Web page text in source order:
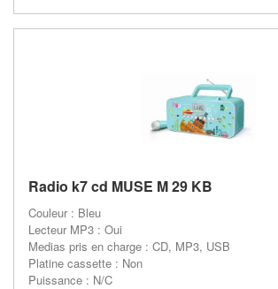
Radio k7 cd MUSE M 29 KB
Couleur : Bleu
Lecteur MP3 : Oui
Medias pris en charge : CD, MP3, USB
Platine cassette : Non
Puissance : N/C